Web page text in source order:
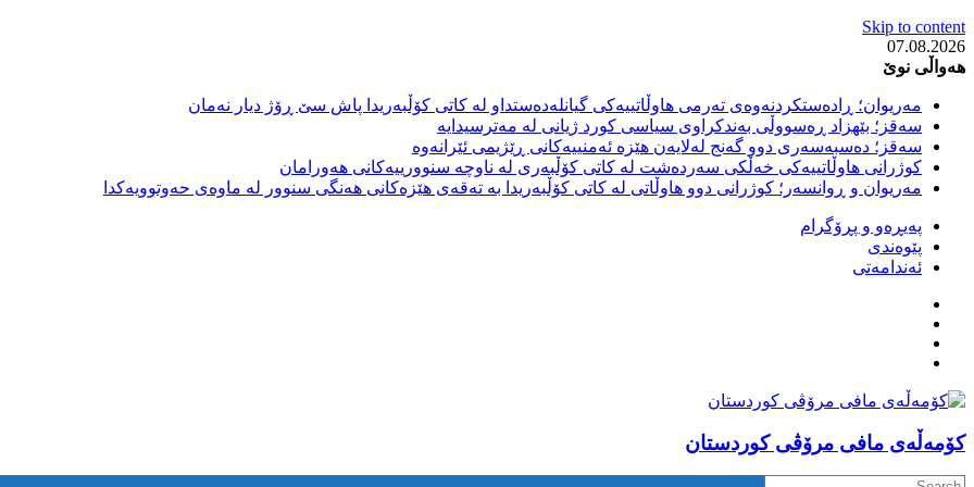
Skip to content
07.08.2026
هەواڵی نوێ
مەریوان؛ ڕادەستکردنەوەی تەرمی هاوڵاتییەکی گیانلەدەستداو لە کاتی کۆڵبەریدا پاش سێ ڕۆژ دیار نەمان
سەقز؛ بێهزاد ڕەسووڵی بەندکراوی سیاسی کورد ژیانی لە مەترسیدایە
سەقز؛ دەسبەسەری دوو گەنج لەلایەن هێزە ئەمنییەکانی ڕێژیمی ئێرانەوە
کوژرانی هاوڵاتییەکی خەڵکی سەردەشت لە کاتی کۆڵبەری لە ناوچە سنوورییەکانی هەورامان
مەریوان و ڕوانسەر؛ کوژرانی دوو هاوڵاتی لە کاتی کۆڵبەریدا بە تەقەی هێزەکانی هەنگی سنوور لە ماوەی حەوتوویەکدا
پەیڕەو و پڕۆگرام
پێوەندی
ئەندامەتی
كۆمه‌ڵه‌ی مافی مرۆڤی کوردستان